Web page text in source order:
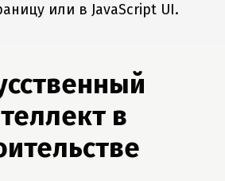
или в JavaScript UI.
в